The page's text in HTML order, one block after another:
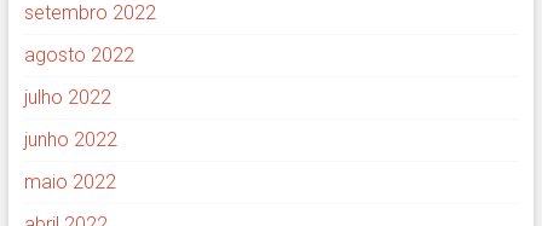
setembro 2022
agosto 2022
julho 2022
junho 2022
maio 2022